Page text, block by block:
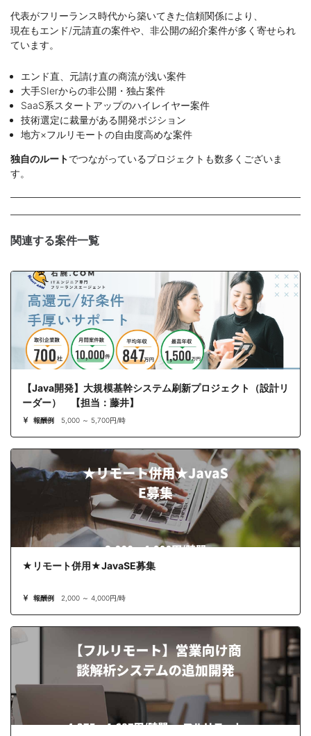
代表がフリーランス時代から築いてきた信頼関係により、
現在もエンド/元請直の案件や、非公開の紹介案件が多く寄せられ
ています。
エンド直、元請け直の商流が浅い案件
大手SIerからの非公開・独占案件
SaaS系スタートアップのハイレイヤー案件
技術選定に裁量がある開発ポジション
地方×フルリモートの自由度高めな案件
独自のルートでつながっているプロジェクトも数多くございま
す。
関連する案件一覧
【Java開発】大規模基幹システム刷新プロジェクト（設計リ
ーダー） 【担当：藤井】
報酬例 5,000 ～ 5,700円/時
★リモート併用★JavaSE募集
報酬例 2,000 ～ 4,000円/時